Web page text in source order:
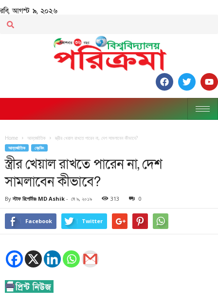
রবি, আগস্ট ৯, ২০২৬
Home আন্তর্জাতিক স্ত্রীর খেয়াল রাখতে পারেন না, দেশ সামলাবেন কীভাবে?
আন্তর্জাতিক ব্রেকিং
স্ত্রীর খেয়াল রাখতে পারেন না, দেশ
সামলাবেন কীভাবে?
By স্টাফ রিপোর্টারঃ MD Ashik - মে ৯, ২০১৯ 313 0
Facebook Twitter